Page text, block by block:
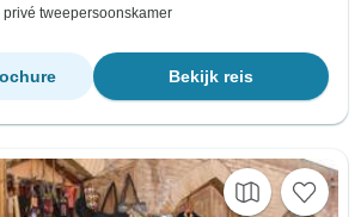
tweepersoonskamer
Bekijk reis